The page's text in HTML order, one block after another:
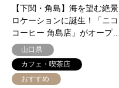
【下関・角島】海を望む絶景
ロケーションに誕生！「ニコ
コーヒー 角島店」がオープ…
山口県
カフェ・喫茶店
おすすめ